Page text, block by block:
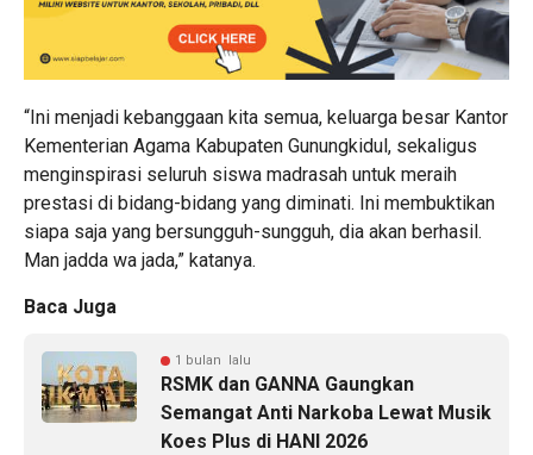
“Ini menjadi kebanggaan kita semua, keluarga besar Kantor
Kementerian Agama Kabupaten Gunungkidul, sekaligus
menginspirasi seluruh siswa madrasah untuk meraih
prestasi di bidang-bidang yang diminati. Ini membuktikan
siapa saja yang bersungguh-sungguh, dia akan berhasil.
Man jadda wa jada,” katanya.
Baca Juga
1 bulan lalu
RSMK dan GANNA Gaungkan
Semangat Anti Narkoba Lewat Musik
Koes Plus di HANI 2026